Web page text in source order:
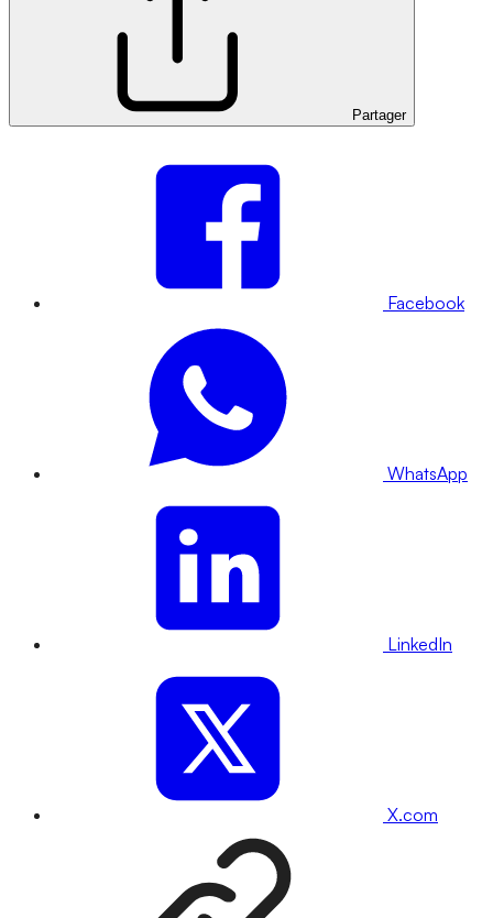
Partager
Facebook
WhatsApp
LinkedIn
X.com